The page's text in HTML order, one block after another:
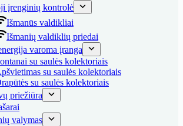
įrenginių kontrolė
Išmanūs valdikliai
Išmanių valdiklių priedai
varoma įranga
su saulės kolektoriais
su saulės kolektoriais
su saulės kolektoriais
priežiūra
valymas